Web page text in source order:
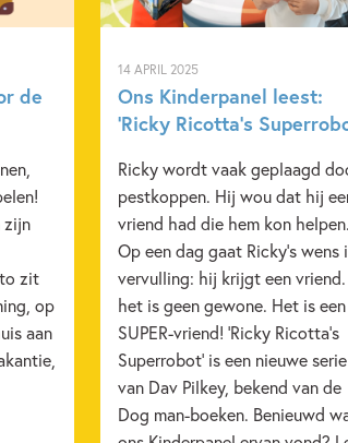
de
zijn
zit
op
aan
14 APRIL 2025
Ons Kinderpanel leest:
‘Ricky Ricotta’s
Ricky wordt vaak geplaagd
pestkoppen. Hij wou dat hij
vriend had die hem kon helpen.
Op een dag gaat Ricky’s wens
vervulling: hij krijgt een vriend.
het is geen gewone. Het is een
SUPER-vriend! 'Ricky Ricotta's
Superrobot' is een nieuwe serie
van Dav Pilkey, bekend van de
Dog man-boeken. Benieuwd